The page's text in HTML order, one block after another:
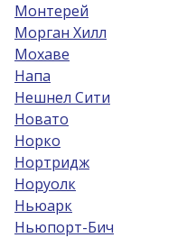
Монтерей
Морган Хилл
Мохаве
Напа
Нешнел Сити
Новато
Норко
Нортридж
Норуолк
Ньюарк
Ньюпорт-Бич